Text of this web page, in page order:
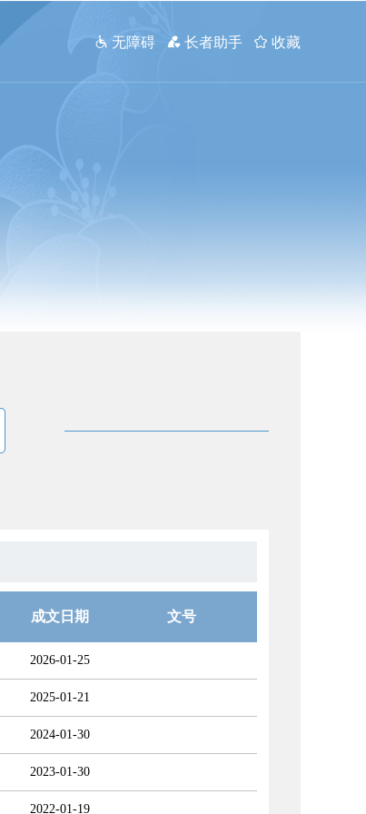
 无障碍  长者助手  收藏
成文日期 文号
2026-01-25
2025-01-21
2024-01-30
2023-01-30
2022-01-19